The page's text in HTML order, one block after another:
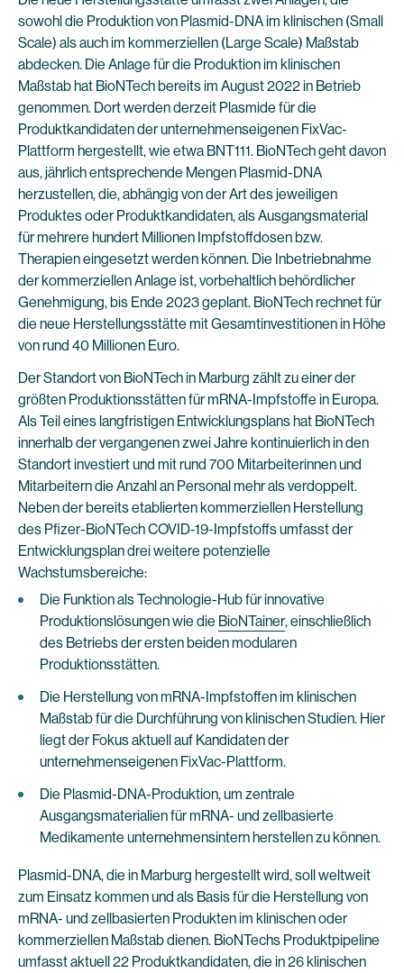
sowohl die Produktion von Plasmid-DNA im klinischen (Small
Scale) als auch im kommerziellen (Large Scale) Maßstab
abdecken. Die Anlage für die Produktion im klinischen
Maßstab hat BioNTech bereits im August 2022 in Betrieb
genommen. Dort werden derzeit Plasmide für die
Produktkandidaten der unternehmenseigenen FixVac-
Plattform hergestellt, wie etwa BNT111. BioNTech geht davon
aus, jährlich entsprechende Mengen Plasmid-DNA
herzustellen, die, abhängig von der Art des jeweiligen
Produktes oder Produktkandidaten, als Ausgangsmaterial
für mehrere hundert Millionen Impfstoffdosen bzw.
Therapien eingesetzt werden können. Die Inbetriebnahme
der kommerziellen Anlage ist, vorbehaltlich behördlicher
Genehmigung, bis Ende 2023 geplant. BioNTech rechnet für
die neue Herstellungsstätte mit Gesamtinvestitionen in Höhe
von rund 40 Millionen Euro.
Der Standort von BioNTech in Marburg zählt zu einer der
größten Produktionsstätten für mRNA-Impfstoffe in Europa.
Als Teil eines langfristigen Entwicklungsplans hat BioNTech
innerhalb der vergangenen zwei Jahre kontinuierlich in den
Standort investiert und mit rund 700 Mitarbeiterinnen und
Mitarbeitern die Anzahl an Personal mehr als verdoppelt.
Neben der bereits etablierten kommerziellen Herstellung
des Pfizer-BioNTech COVID-19-Impfstoffs umfasst der
Entwicklungsplan drei weitere potenzielle
Wachstumsbereiche:
Die Funktion als Technologie-Hub für innovative
Produktionslösungen wie die BioNTainer, einschließlich
des Betriebs der ersten beiden modularen
Produktionsstätten.
Die Herstellung von mRNA-Impfstoffen im klinischen
Maßstab für die Durchführung von klinischen Studien. Hier
liegt der Fokus aktuell auf Kandidaten der
unternehmenseigenen FixVac-Plattform.
Die Plasmid-DNA-Produktion, um zentrale
Ausgangsmaterialien für mRNA- und zellbasierte
Medikamente unternehmensintern herstellen zu können.
Plasmid-DNA, die in Marburg hergestellt wird, soll weltweit
zum Einsatz kommen und als Basis für die Herstellung von
mRNA- und zellbasierten Produkten im klinischen oder
kommerziellen Maßstab dienen. BioNTechs Produktpipeline
umfasst aktuell 22 Produktkandidaten, die in 26 klinischen